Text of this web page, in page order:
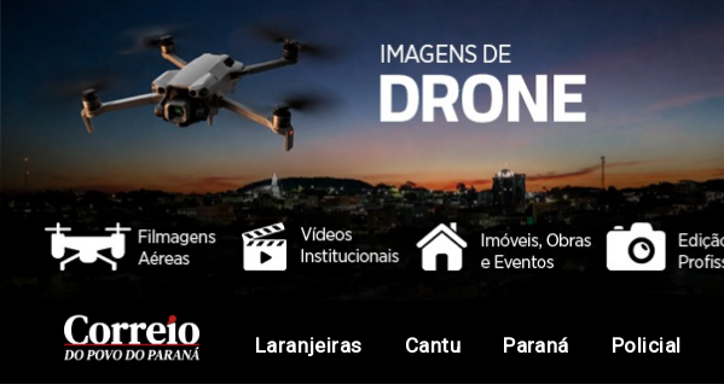
Laranjeiras Cantu Paraná Policial